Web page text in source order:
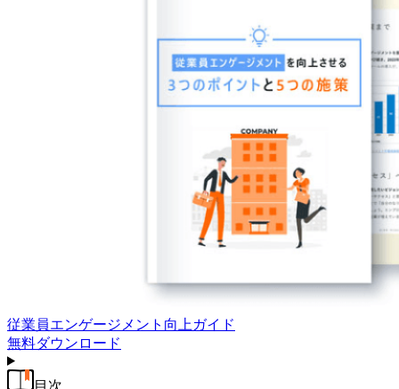
従業員エンゲージメント向上ガイド
無料ダウンロード
目次